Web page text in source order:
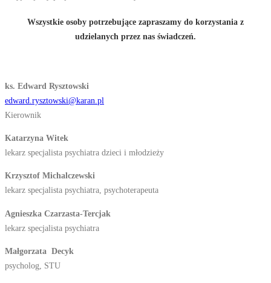
Wszystkie osoby potrzebujące zapraszamy do korzystania z
udzielanych przez nas świadczeń.
ks. Edward Rysztowski
edward.rysztowski@karan.pl
Kierownik
Katarzyna Witek
lekarz specjalista psychiatra dzieci i młodzieży
Krzysztof Michalczewski
lekarz specjalista psychiatra, psychoterapeuta
Agnieszka Czarzasta-Tercjak
lekarz specjalista psychiatra
Małgorzata Decyk
psycholog, STU